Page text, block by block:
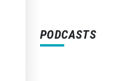
PODCASTS